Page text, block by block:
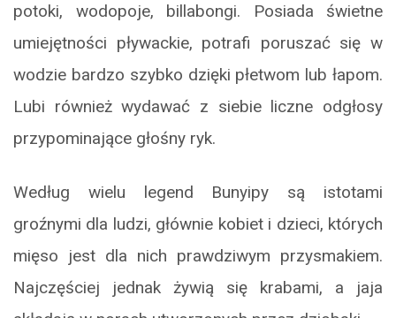
potoki, wodopoje, billabongi. Posiada świetne
umiejętności pływackie, potrafi poruszać się w
wodzie bardzo szybko dzięki płetwom lub łapom.
Lubi również wydawać z siebie liczne odgłosy
przypominające głośny ryk.
Według wielu legend Bunyipy są istotami
groźnymi dla ludzi, głównie kobiet i dzieci, których
mięso jest dla nich prawdziwym przysmakiem.
Najczęściej jednak żywią się krabami, a jaja